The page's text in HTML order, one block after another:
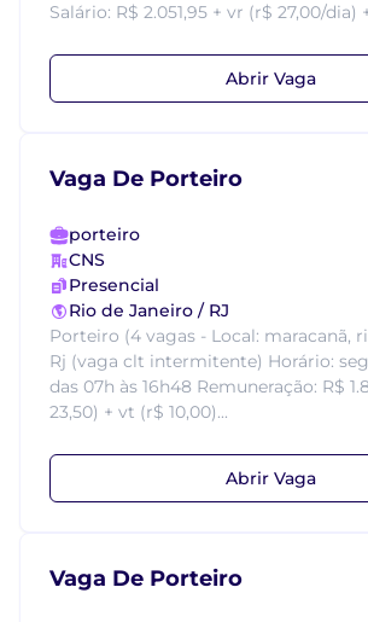
Salário: R$ 2.051,95 + vr (r$ 27,00/dia)
Abrir Vaga
Vaga De Porteiro
porteiro
CNS
Presencial
Rio de Janeiro / RJ
Porteiro (4 vagas - Local: maracanã,
Rj (vaga clt intermitente) Horário:
das 07h às 16h48 Remuneração: R$
23,50) + vt (r$ 10,00)...
Abrir Vaga
Vaga De Porteiro